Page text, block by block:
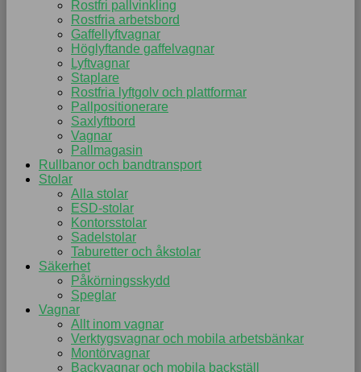
Rostfri pallvinkling
Rostfria arbetsbord
Gaffellyftvagnar
Höglyftande gaffelvagnar
Lyftvagnar
Staplare
Rostfria lyftgolv och plattformar
Pallpositionerare
Saxlyftbord
Vagnar
Pallmagasin
Rullbanor och bandtransport
Stolar
Alla stolar
ESD-stolar
Kontorsstolar
Sadelstolar
Taburetter och åkstolar
Säkerhet
Påkörningsskydd
Speglar
Vagnar
Allt inom vagnar
Verktygsvagnar och mobila arbetsbänkar
Montörvagnar
Backvagnar och mobila backställ